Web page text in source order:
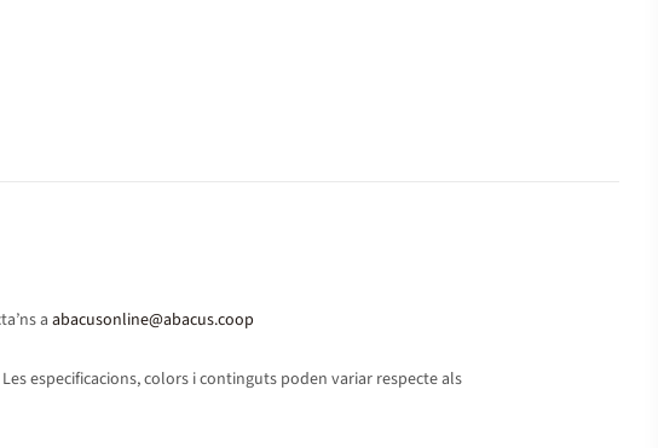
a abacusonline@abacus.coop
especificacions, colors i continguts poden variar respecte als